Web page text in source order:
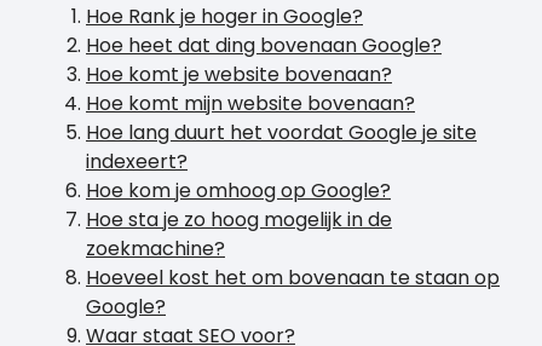
Hoe Rank je hoger in Google?
Hoe heet dat ding bovenaan Google?
Hoe komt je website bovenaan?
Hoe komt mijn website bovenaan?
Hoe lang duurt het voordat Google je site
indexeert?
Hoe kom je omhoog op Google?
Hoe sta je zo hoog mogelijk in de
zoekmachine?
Hoeveel kost het om bovenaan te staan op
Google?
Waar staat SEO voor?